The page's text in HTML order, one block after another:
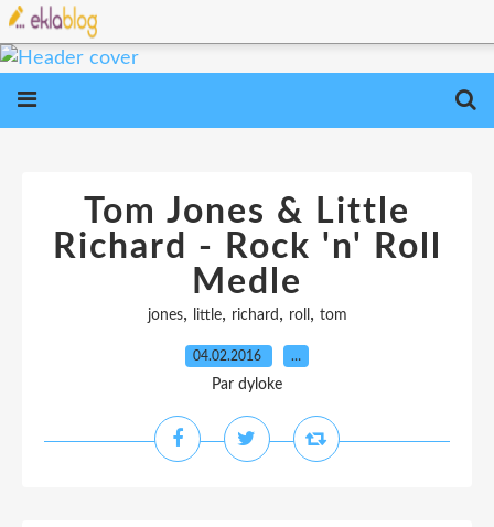
Tom Jones & Little
Richard - Rock 'n' Roll
Medle
jones, little, richard , roll , tom
04.02.2016 …
Par dyloke